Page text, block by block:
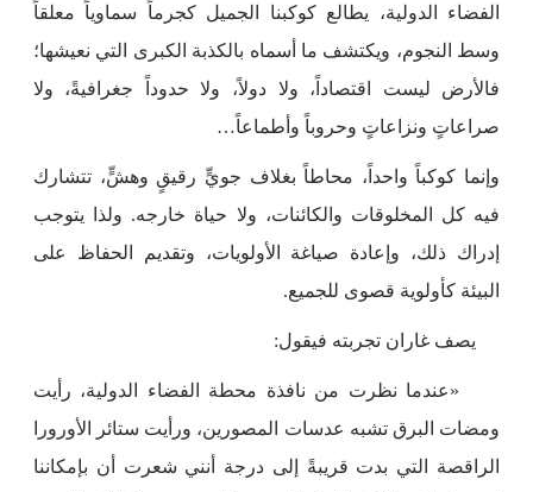
الفضاء الدولية، يطالع كوكبنا الجميل كجرماً سماوياً معلقاً
وسط النجوم، ويكتشف ما أسماه بالكذبة الكبرى التي نعيشها؛
فالأرض ليست اقتصاداً، ولا دولاً، ولا حدوداً جغرافيةً، ولا
صراعاتٍ ونزاعاتٍ وحروباً وأطماعاً…
وإنما كوكباً واحداً، محاطاً بغلاف جويٍّ رقيقٍ وهشٍّ، تتشارك
فيه كل المخلوقات والكائنات، ولا حياة خارجه. ولذا يتوجب
إدراك ذلك، وإعادة صياغة الأولويات، وتقديم الحفاظ على
البيئة كأولوية قصوى للجميع.
يصف غاران تجربته فيقول:
«عندما نظرت من نافذة محطة الفضاء الدولية، رأيت
ومضات البرق تشبه عدسات المصورين، ورأيت ستائر الأورورا
الراقصة التي بدت قريبةً إلى درجة أنني شعرت أن بإمكاننا